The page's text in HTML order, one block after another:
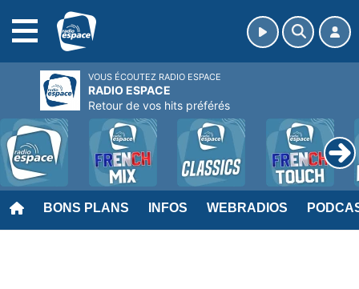
BONS PLANS INFOS WEBRADIOS
VOUS ÉCOUTEZ RADIO ESPACE
RADIO ESPACE
Retour de vos hits préférés